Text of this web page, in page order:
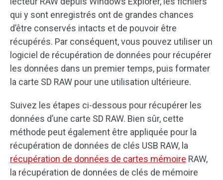
qui y sont enregistrés ont de grandes chances
d’être conservés intacts et de pouvoir être
récupérés. Par conséquent, vous pouvez utiliser un
logiciel de récupération de données pour récupérer
les données dans un premier temps, puis formater
la carte SD RAW pour une utilisation ultérieure.
Suivez les étapes ci-dessous pour récupérer les
données d’une carte SD RAW. Bien sûr, cette
méthode peut également être appliquée pour la
récupération de données de clés USB RAW, la
récupération de données de cartes mémoire RAW,
la récupération de données de clés de mémoire